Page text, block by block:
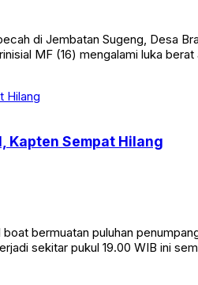
di Jembatan Sugeng, Desa
MF (16) mengalami luka
Kapten Sempat Hilang
bermuatan puluhan
sekitar pukul 19.00 WIB ini